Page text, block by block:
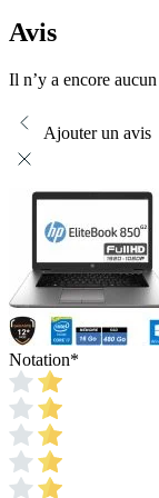
Avis
Il n’y a encore
Ajouter un avis
Notation*